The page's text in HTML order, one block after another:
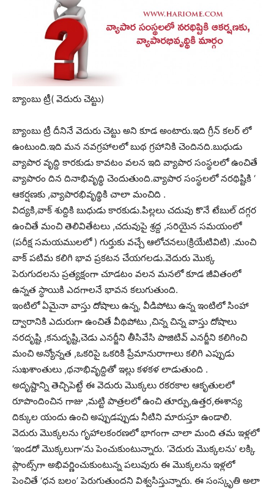
బ్యాంబు ట్రీ( వెదురు చెట్టు)
బ్యాంబు ట్రీ దీనినే వెదురు చెట్టు అని కూడ అంటారు.ఇది గ్రీన్ కలర్ లో
ఉంటుంది.ఇది మన నవగ్రహాలలో బుథ గ్రహానికి చెందినది.బుధుడు
వ్యాపార వృద్ది కారకుడు కావటం వలన ఇది వ్యాపార సంస్థలలో ఉంచితే
వ్యాపారం దిన దినాభివృథ్ధి చెందుతుంది.వ్యాపార సంస్థలలో నరథిష్టికి ‘
ఆకర్షణకు ,వ్యాపారభివృథ్థికి చాలా మంచిది .
విద్యకి,వాక్ శుద్దికి బుధుడు కారకుడు.పిల్లలు చదువు కొనే టేబుల్ దగ్గర
ఉంచితే మంచి తెలివితేటలు ,చదువుపై శ్రద్ద ,సరియైన సమయంలో
(పరీక్ష సమయములలో ) గుర్తుకు వచ్చే ఆలోచనలు(క్రియేటివిటి) .మంచి
వాక్ పటిమ కలిగి భావ ప్రకటన చేయగలడు.వెదురు మొక్క
పెరుగుదలను ప్రత్యక్షంగా చూడటం వలన మనలో కూడ జీవితంలో
ఉన్నత స్ధాయికి ఎదగాలనే భావన కలుగుతుంది.
ఇంటిలో ఏమైనా వాస్తు దోషాలు ఉన్న, వీడిపోటు ఉన్న ఇంటిలో సింహా
ద్వారానికి ఎదురుగా ఉంచితే వీథిపోటు ,చిన్న చిన్న వాస్తు దోషాలు
నరదృష్టి ,కనుదృష్టి,చెడు ఎనర్జీని తీసివేసి పాజిటివ్ ఎనర్జీని కలిగించి
మంచి అన్యోన్నత ,ఒకరిపై ఒకరికి ప్రేమానురాగాలు కలిగి ఎప్పుడు
సుఖశాంతులు ,థనాభివృద్దితో ఇల్లు కళకళ లాడుతుంది .
అదృష్టాన్ని తెచ్చిపెట్టే ఈ వెదురు మొక్కలు రకరకాల ఆకృతులలో
రూపొందించిన గాజు ,మట్టి పాత్రలలో ఉంచి తూర్పు,ఉత్తర,ఈశాన్య
దిక్కుల యందు ఉంచి అప్పుడప్పుడు నీటిని మారుస్తూ ఉండాలి.
వెదురు మొక్కలను గృహాలకంరణలో భాగంగా చాలా మంది తమ ఇళ్లలో
‘ఇండరో మొక్కలుగా’ను పెంచుకుంటున్నారు. ‘వెదురు మొక్కలను’ లక్కి
ప్లాంట్స్‌గా అభివర్ణించుకుంటున్న పలువురు ఈ మొక్కలను ఇళ్లలో
పెంచితే ‘ధన బలం’ పెరుగుతుందని విశ్వసిస్తున్నారు. ఈ సంస్కృతి అలా